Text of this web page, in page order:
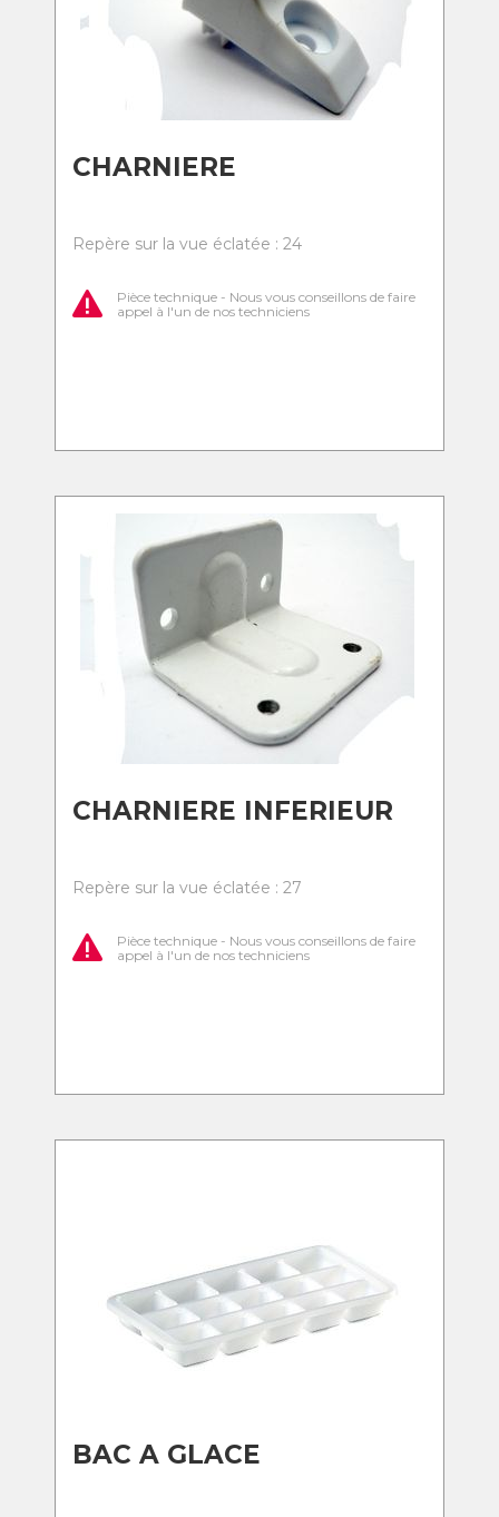
CHARNIERE
Repère sur la vue éclatée : 24
Pièce technique - Nous vous conseillons de faire
appel à l'un de nos techniciens
CHARNIERE INFERIEUR
Repère sur la vue éclatée : 27
Pièce technique - Nous vous conseillons de faire
appel à l'un de nos techniciens
BAC A GLACE